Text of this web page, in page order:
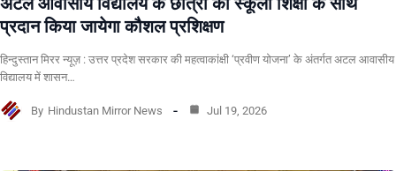
प्रदान किया जायेगा कौशल प्रशिक्षण
हिन्दुस्तान मिरर न्यूज़ : उत्तर प्रदेश सरकार की महत्वाकांक्षी ‘प्रवीण योजना’ के अंतर्गत अटल आवासीय
विद्यालय में शासन…
By Hindustan Mirror News Jul 19, 2026